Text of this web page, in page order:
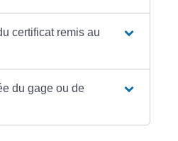
certificat remis au
du gage ou de